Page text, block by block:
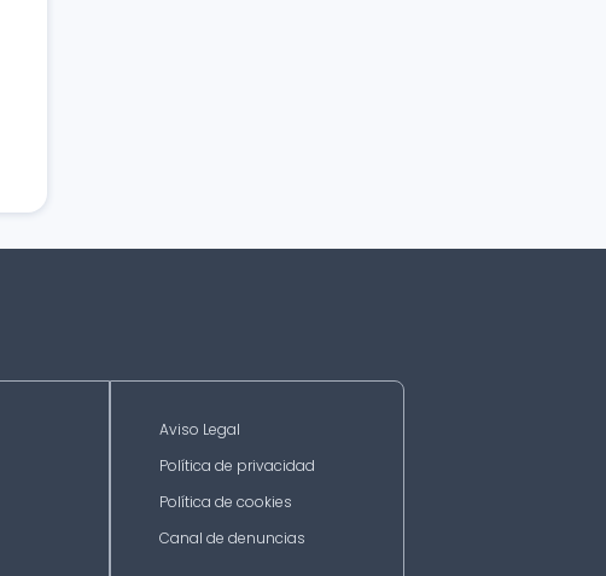
Aviso Legal
Política de privacidad
Política de cookies
Canal de denuncias